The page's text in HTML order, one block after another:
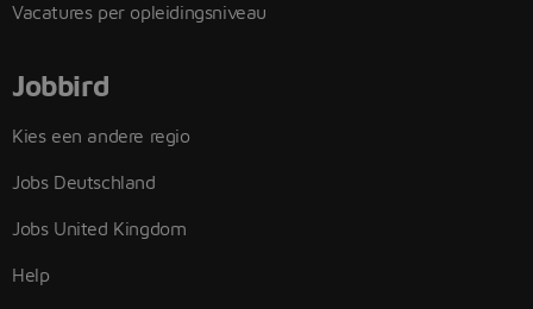
Vacatures per opleidingsniveau
Jobbird
Kies een andere regio
Jobs Deutschland
Jobs United Kingdom
Help